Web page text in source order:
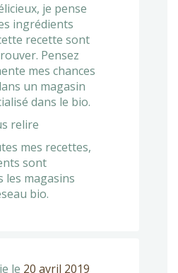
je pense
ingrédients
recette sont
Pensez
mes chances
un magasin
dans le bio.
relire
mes recettes,
sont
les magasins
bio.
le 20 avril 2019